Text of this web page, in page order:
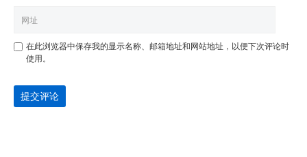
在此浏览器中保存我的显示名称、邮箱地址和网站地址，以便下次评论时
使用。
提交评论